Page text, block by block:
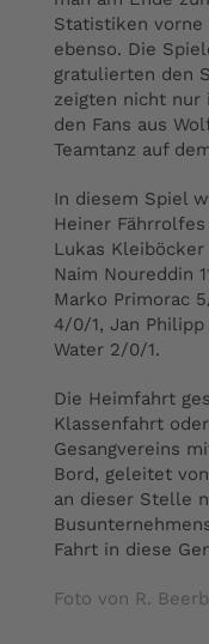
Statistiken vorne
ebenso. Die
gratulierten den
zeigten nicht nur
den Fans aus
Teamtanz auf
In diesem Spiel
Heiner
Lukas Kleiböcker
Naim Noureddin
Marko Primorac
4/0/1, Jan
Water 2/0/1.
Die Heimfahrt
Klassenfahrt
Gesangvereins
Bord, geleitet
an dieser Stelle
Fahrt in diese
Foto von R.